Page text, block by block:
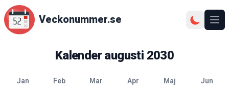
Veckonummer.se
Kalenderaugusti 2030
jan feb mar apr maj
jun